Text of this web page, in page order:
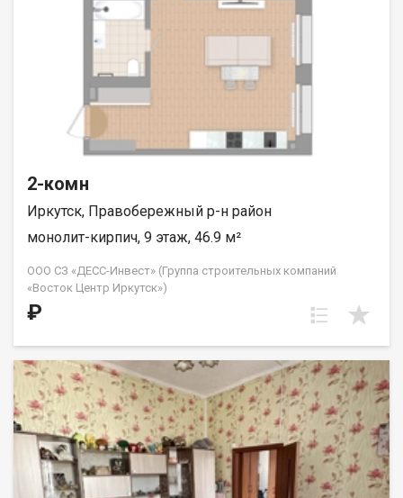
2-комн
Иркутск, Правобережный р-н район
монолит-кирпич, 9 этаж, 46.9 м²
ООО СЗ «ДЕСС-Инвест» (Группа строительных компаний
«Восток Центр Иркутск»)
₽